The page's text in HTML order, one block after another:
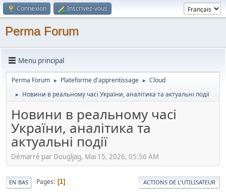
Connexion Inscrivez-vous
Perma Forum
Menu principal
Perma Forum ► Plateforme d'apprentissage ► Cloud
► Новини в реальному часі України, аналітика та актуальні події
Новини в реальному часі
України, аналітика та
актуальні події
Démarré par Dougljag, Mai 15, 2026, 05:56 AM
EN BAS Pages 1 ACTIONS DE L'UTILISATEUR